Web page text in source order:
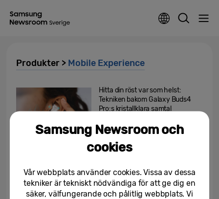
Produkter > Mobile Experience
Hitta din röst var som helst:
Tekniken bakom Galaxy Buds4
Pro:s kristallklara samtal
25/06/2026
Samsung ingår partnerskap med
24/06/2026
Samsung Newsroom och
cookies
Vår webbplats använder cookies. Vissa av dessa
tekniker är tekniskt nödvändiga för att ge dig en
säker, välfungerande och pålitlig webbplats. Vi